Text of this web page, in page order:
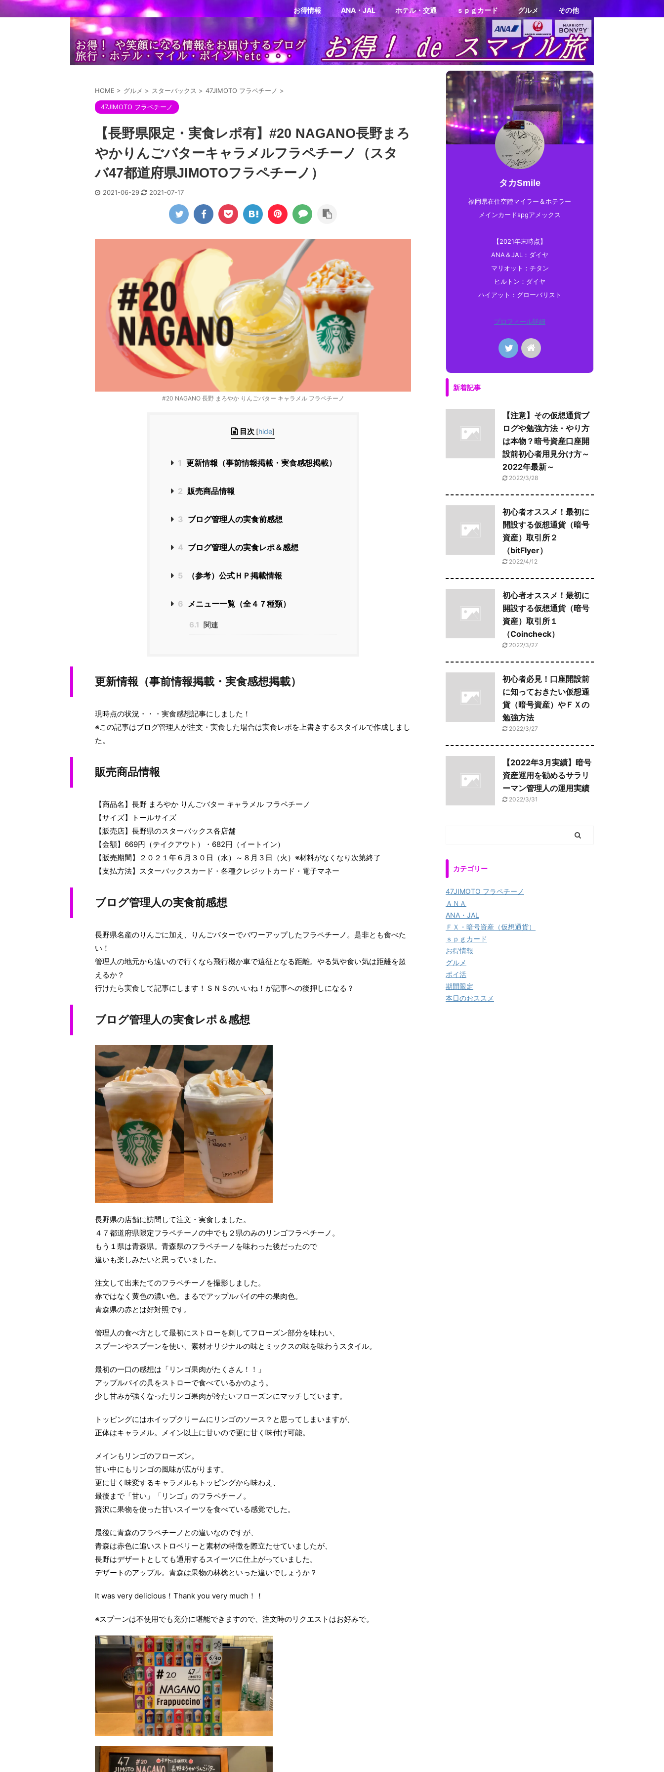
お得情報 ANA・JAL ホテル・交通 ｓｐｇカード グルメ その他
HOME > グルメ > スターバックス > 47JIMOTO フラペチーノ >
47JIMOTO フラペチーノ
【長野県限定・実食レポ有】#20 NAGANO長野まろ
やかりんごバターキャラメルフラペチーノ（スタ
バ47都道府県JIMOTOフラペチーノ）
2021-06-29 2021-07-17
#20 NAGANO 長野 まろやか りんごバター キャラメル フラペチーノ
目次 [hide]
1 更新情報（事前情報掲載・実食感想掲載）
2 販売商品情報
3 ブログ管理人の実食前感想
4 ブログ管理人の実食レポ＆感想
5 （参考）公式ＨＰ掲載情報
6 メニュー一覧（全４７種類）
6.1 関連
更新情報（事前情報掲載・実食感想掲載）
現時点の状況・・・実食感想記事にしました！
※この記事はブログ管理人が注文・実食した場合は実食レポを上書きするスタイルで作成しまし
た。
販売商品情報
【商品名】長野 まろやか りんごバター キャラメル フラペチーノ
【サイズ】トールサイズ
【販売店】長野県のスターバックス各店舗
【金額】669円（テイクアウト）・682円（イートイン）
【販売期間】２０２１年６月３０日（水）～８月３日（火）※材料がなくなり次第終了
【支払方法】スターバックスカード・各種クレジットカード・電子マネー
ブログ管理人の実食前感想
長野県名産のりんごに加え、りんごバターでパワーアップしたフラペチーノ。是非とも食べた
い！
管理人の地元から遠いので行くなら飛行機か車で遠征となる距離。やる気や食い気は距離を超
えるか？
行けたら実食して記事にします！ＳＮＳのいいね！が記事への後押しになる？
ブログ管理人の実食レポ＆感想
長野県の店舗に訪問して注文・実食しました。
４７都道府県限定フラペチーノの中でも２県のみのリンゴフラペチーノ。
もう１県は青森県。青森県のフラペチーノを味わった後だったので
違いも楽しみたいと思っていました。
注文して出来たてのフラペチーノを撮影しました。
赤ではなく黄色の濃い色。まるでアップルパイの中の果肉色。
青森県の赤とは好対照です。
管理人の食べ方として最初にストローを刺してフローズン部分を味わい、
スプーンやスプーンを使い、素材オリジナルの味とミックスの味を味わうスタイル。
最初の一口の感想は「リンゴ果肉がたくさん！！」
アップルパイの具をストローで食べているかのよう。
少し甘みが強くなったリンゴ果肉が冷たいフローズンにマッチしています。
トッピングにはホイップクリームにリンゴのソース？と思ってしまいますが、
正体はキャラメル。メイン以上に甘いので更に甘く味付け可能。
メインもリンゴのフローズン。
甘い中にもリンゴの風味が広がります。
更に甘く味変するキャラメルもトッピングから味わえ、
最後まで「甘い」「リンゴ」のフラペチーノ。
贅沢に果物を使った甘いスイーツを食べている感覚でした。
最後に青森のフラペチーノとの違いなのですが、
青森は赤色に追いストロベリーと素材の特徴を際立たせていましたが、
長野はデザートとしても通用するスイーツに仕上がっていました。
デザートのアップル。青森は果物の林檎といった違いでしょうか？
It was very delicious！ Thank you very much！！
※スプーンは不使用でも充分に堪能できますので、注文時のリクエストはお好みで。
タカSmile
福岡県在住空陸マイラー＆ホテラー
メインカードspgアメックス
【2021年末時点】
ANA＆JAL：ダイヤ
マリオット：チタン
ヒルトン：ダイヤ
ハイアット：グローバリスト
プロフィール詳細
新着記事
【注意】その仮想通貨ブ
ログや勉強方法・やり方
は本物？暗号資産口座開
設前初心者用見分け方～
2022年最新～
2022/3/28
初心者オススメ！最初に
開設する仮想通貨（暗号
資産）取引所２
（bitFlyer）
2022/4/12
初心者オススメ！最初に
開設する仮想通貨（暗号
資産）取引所１
（Coincheck）
2022/3/27
初心者必見！口座開設前
に知っておきたい仮想通
貨（暗号資産）やＦＸの
勉強方法
2022/3/27
【2022年3月実績】暗号
資産運用を勧めるサラリ
ーマン管理人の運用実績
2022/3/31
カテゴリー
47JIMOTO フラペチーノ
ＡＮＡ
ANA・JAL
ＦＸ・暗号資産（仮想通貨）
ｓｐｇカード
お得情報
グルメ
ポイ活
期間限定
本日のおススメ